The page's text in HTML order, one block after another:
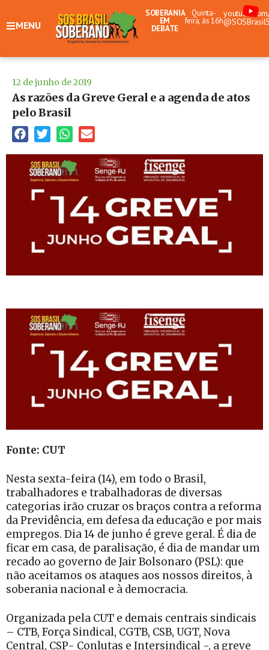
MENU
SOBERANIA
EM
DEBATE
Quinta-
feira, às 16h
12 de junho de 2019
As razões da Greve Geral e a agenda de atos
pelo Brasil
Fonte: CUT
Nesta sexta-feira (14), em todo o Brasil,
trabalhadores e trabalhadoras de diversas
categorias irão cruzar os braços contra a reforma
da Previdência, em defesa da educação e por mais
empregos. Dia 14 de junho é greve geral. É dia de
ficar em casa, de paralisação, é dia de mandar um
recado ao governo de Jair Bolsonaro (PSL): que
não aceitamos os ataques aos nossos direitos, à
soberania nacional e à democracia.
Organizada pela CUT e demais centrais sindicais
– CTB, Força Sindical, CGTB, CSB, UGT, Nova
Central, CSP- Conlutas e Intersindical -, a greve